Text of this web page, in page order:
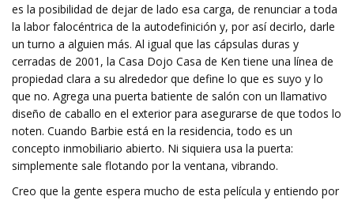
es la posibilidad de dejar de lado esa carga, de renunciar a toda
la labor falocéntrica de la autodefinición y, por así decirlo, darle
un turno a alguien más. Al igual que las cápsulas duras y
cerradas de 2001, la Casa Dojo Casa de Ken tiene una línea de
propiedad clara a su alrededor que define lo que es suyo y lo
que no. Agrega una puerta batiente de salón con un llamativo
diseño de caballo en el exterior para asegurarse de que todos lo
noten. Cuando Barbie está en la residencia, todo es un
concepto inmobiliario abierto. Ni siquiera usa la puerta:
simplemente sale flotando por la ventana, vibrando.
Creo que la gente espera mucho de esta película y entiendo por